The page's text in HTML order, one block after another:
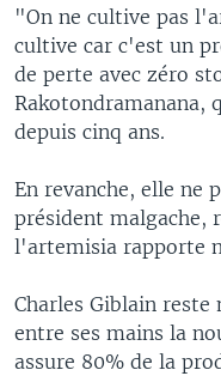
"On ne cultive pas
cultive car c'est un
de perte avec zéro
Rakotondramanana,
depuis cinq ans.
En revanche, elle ne
président malgache,
l'artemisia rapporte
Charles Giblain
entre ses mains la
assure 80% de la